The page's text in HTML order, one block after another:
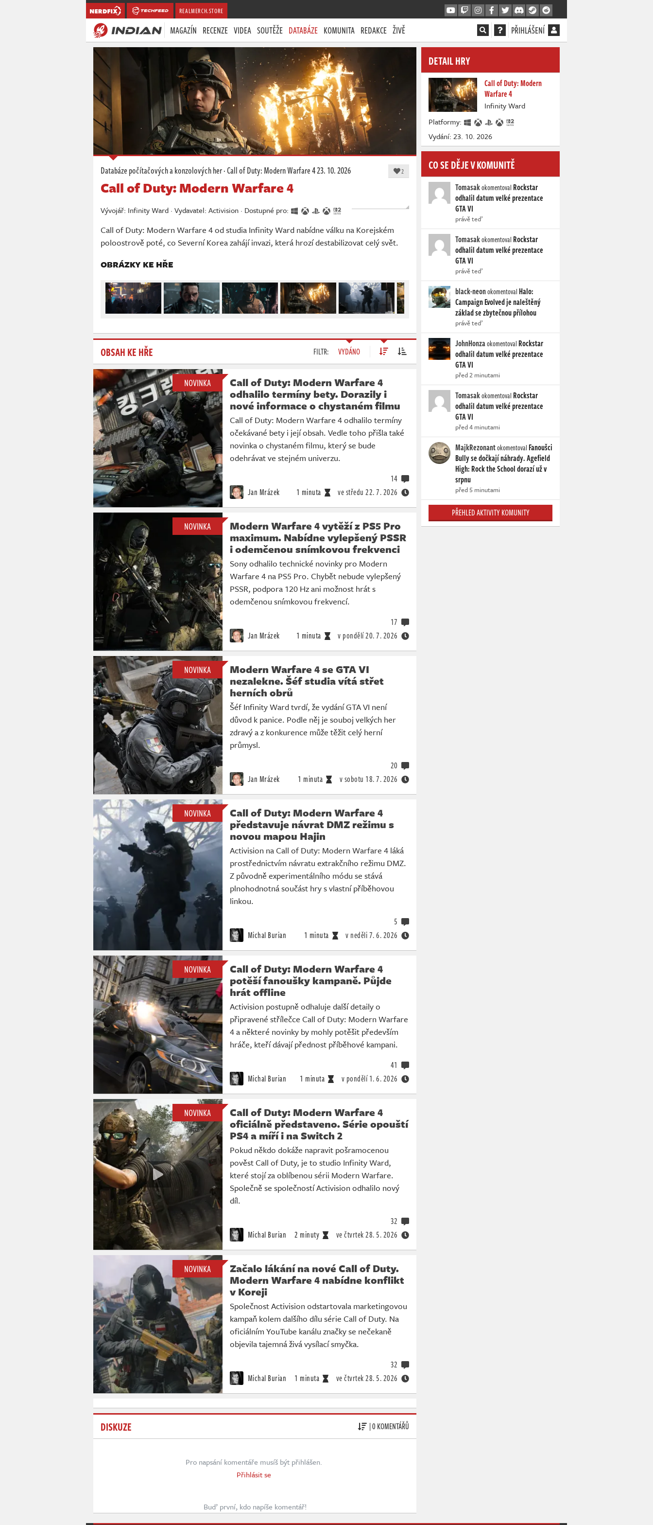
REALMERCH.STORE
MAGAZÍN RECENZE VIDEA SOUTĚŽE DATABÁZE KOMUNITA REDAKCE ŽIVĚ PŘIHLÁŠENÍ
Databáze počítačových a konzolových her·Call of Duty: Modern Warfare 423. 10. 2026 2
Call of Duty: Modern Warfare 4
Vývojář: Infinity Ward · Vydavatel: Activision · Dostupné pro:
Call of Duty: Modern Warfare 4 od studia Infinity Ward nabídne válku na Korejském
poloostrově poté, co Severní Korea zahájí invazi, která hrozí destabilizovat celý svět.
OBRÁZKY KE HŘE
OBSAH KE HŘE FILTR: VYDÁNO
NOVINKA
Call of Duty: Modern Warfare 4
odhalilo termíny bety. Dorazily i
nové informace o chystaném filmu
Call of Duty: Modern Warfare 4 odhalilo termíny
očekávané bety i její obsah. Vedle toho přišla také
novinka o chystaném filmu, který se bude
odehrávat ve stejném univerzu.
Jan Mrázek 1 minuta ve středu 22. 7. 2026
14
NOVINKA
Modern Warfare 4 vytěží z PS5 Pro
maximum. Nabídne vylepšený PSSR
i odemčenou snímkovou frekvenci
Sony odhalilo technické novinky pro Modern
Warfare 4 na PS5 Pro. Chybět nebude vylepšený
PSSR, podpora 120 Hz ani možnost hrát s
odemčenou snímkovou frekvencí.
Jan Mrázek 1 minuta v pondělí20. 7. 2026
17
NOVINKA
Modern Warfare 4 se GTA VI
nezalekne. Šéf studia vítá střet
herních obrů
Šéf Infinity Ward tvrdí, že vydání GTA VI není
důvod k panice. Podle něj je souboj velkých her
zdravý a z konkurence může těžit celý herní
průmysl.
Jan Mrázek 1 minuta v sobotu 18. 7. 2026
20
NOVINKA
Call of Duty: Modern Warfare 4
představuje návrat DMZ režimu s
novou mapou Hajin
Activision na Call of Duty: Modern Warfare 4 láká
prostřednictvím návratu extrakčního režimu DMZ.
Z původně experimentálního módu se stává
plnohodnotná součást hry s vlastní příběhovou
linkou.
Michal Burian 1 minuta v neděli7. 6. 2026
5
NOVINKA
Call of Duty: Modern Warfare 4
potěší fanoušky kampaně. Půjde
hrát offline
Activision postupně odhaluje další detaily o
připravené střílečce Call of Duty: Modern Warfare
4 a některé novinky by mohly potěšit především
hráče, kteří dávají přednost příběhové kampani.
Michal Burian 1 minuta v pondělí1. 6. 2026
41
NOVINKA
Call of Duty: Modern Warfare 4
oficiálně představeno. Série opouští
PS4 a míří i na Switch 2
Pokud někdo dokáže napravit pošramocenou
pověst Call of Duty, je to studio Infinity Ward,
které stojí za oblíbenou sérii Modern Warfare.
Společně se společností Activision odhalilo nový
díl.
Michal Burian 2 minuty ve čtvrtek28. 5. 2026
32
NOVINKA
Začalo lákání na nové Call of Duty.
Modern Warfare 4 nabídne konflikt
v Koreji
Společnost Activision odstartovala marketingovou
kampaň kolem dalšího dílu série Call of Duty. Na
oficiálním YouTube kanálu značky se nečekaně
objevila tajemná živá vysílací smyčka.
Michal Burian 1 minuta ve čtvrtek28. 5. 2026
32
DISKUZE | 0 KOMENTÁŘŮ
Pro napsání komentáře musíš být přihlášen.
Přihlásit se
Buď první, kdo napíše komentář!
DETAIL HRY
Call of Duty: Modern
Warfare 4
Infinity Ward
Platformy:
Vydání: 23. 10. 2026
CO SE DĚJE V KOMUNITĚ
Tomasakokomentoval Rockstar
odhalil datum velké prezentace
GTA VI
právě teď
Tomasakokomentoval Rockstar
odhalil datum velké prezentace
GTA VI
právě teď
black-neonokomentoval Halo:
Campaign Evolved je naleštěný
základ se zbytečnou přílohou
právě teď
JohnHonzaokomentoval Rockstar
odhalil datum velké prezentace
GTA VI
před 2 minutami
Tomasakokomentoval Rockstar
odhalil datum velké prezentace
GTA VI
před 4 minutami
MajkRezonantokomentoval Fanoušci
Bully se dočkají náhrady. Agefield
High: Rock the School dorazí už v
srpnu
před 5 minutami
PŘEHLED AKTIVITY KOMUNITY